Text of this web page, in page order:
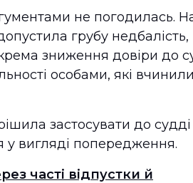
не погодилась. На
грубу
зниження довіри до
особами, які вчинили
застосувати до судді
у вигляді попередження.
часті відпустки й